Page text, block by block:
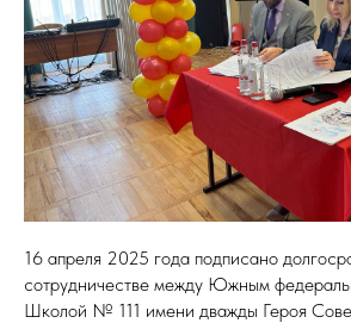
16 апреля 2025 года подписано
сотрудничестве между Южным
Школой № 111 имени дважды Героя